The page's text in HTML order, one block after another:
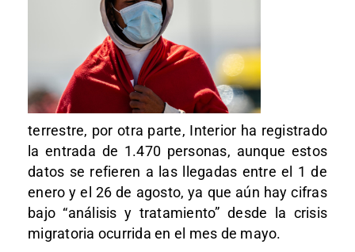
terrestre, por otra parte, Interior ha registrado
la entrada de 1.470 personas, aunque estos
datos se refieren a las llegadas entre el 1 de
enero y el 26 de agosto, ya que aún hay cifras
bajo “análisis y tratamiento” desde la crisis
migratoria ocurrida en el mes de mayo.